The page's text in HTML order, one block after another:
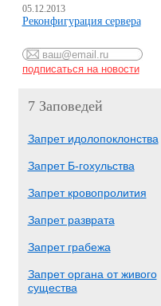
05.12.2013
Реконфигурация сервера
7 Заповедей
Запрет идолопоклонства
Запрет Б-гохульства
Запрет кровопролития
Запрет разврата
Запрет грабежа
Запрет органа от живого
существа